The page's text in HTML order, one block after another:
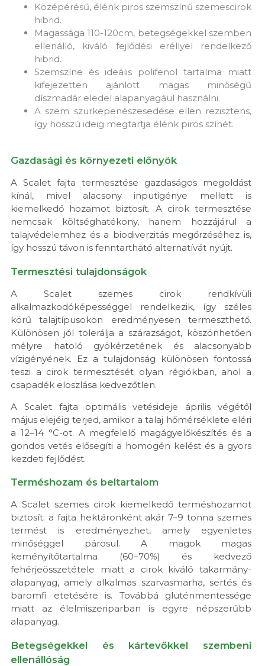
Középérésű, élénk piros szemszínű szemescirok
hibrid.
Magassága 110-120cm, betegségekkel szemben
ellenálló, kiváló fejlődési eréllyel rendelkező
hibrid.
Szemszíne és ideális polifenol tartalma miatt
kifejezetten ajánlott magas minőségű
díszmadár eledel alapanyagául használni.
A szem szürkepenészesedése ellen rezisztens,
így hosszú ideig megtartja élénk piros színét.
Gazdasági és környezeti előnyök
A Scalet fajta termesztése gazdaságos megoldást
kínál, mivel alacsony inputigénye mellett is
kiemelkedő hozamot biztosít. A cirok termesztése
nemcsak költséghatékony, hanem hozzájárul a
talajvédelemhez és a biodiverzitás megőrzéséhez is,
így hosszú távon is fenntartható alternatívát nyújt.
Termesztési tulajdonságok
A Scalet szemes cirok rendkívüli
alkalmazkodóképességgel rendelkezik, így széles
körű talajtípusokon eredményesen termeszthető.
Különösen jól tolerálja a szárazságot, köszönhetően
mélyre hatoló gyökérzetének és alacsonyabb
vízigényének. Ez a tulajdonság különösen fontossá
teszi a cirok termesztését olyan régiókban, ahol a
csapadék eloszlása kedvezőtlen.
A Scalet fajta optimális vetésideje április végétől
május elejéig terjed, amikor a talaj hőmérséklete eléri
a 12–14 °C-ot. A megfelelő magágyelőkészítés és a
gondos vetés elősegíti a homogén kelést és a gyors
kezdeti fejlődést.
Terméshozam és beltartalom
A Scalet szemes cirok kiemelkedő terméshozamot
biztosít: a fajta hektáronként akár 7–9 tonna szemes
termést is eredményezhet, amely egyenletes
minőséggel párosul. A magok magas
keményítőtartalma (60–70%) és kedvező
fehérjeösszetétele miatt a cirok kiváló takarmány-
alapanyag, amely alkalmas szarvasmarha, sertés és
baromfi etetésére is. Továbbá gluténmentessége
miatt az élelmiszeriparban is egyre népszerűbb
alapanyag.
Betegségekkel és kártevőkkel szembeni
ellenállóság